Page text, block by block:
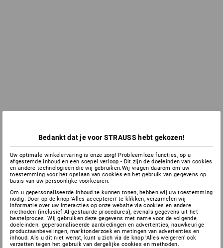
Bedankt dat je voor STRAUSS hebt gekozen!
Uw optimale winkelervaring is onze zorg! Probleemloze functies, op u
afgestemde inhoud en een soepel verloop - Dit zijn de doeleinden van cookies
en andere technologieën die wij gebruiken.Wij vragen daarom om uw
toestemming voor het opslaan van cookies en het gebruik van gegevens op
basis van uw persoonlijke voorkeuren.
Om u gepersonaliseerde inhoud te kunnen tonen, hebben wij uw toestemming
nodig. Door op de knop 'Alles accepteren' te klikken, verzamelen wij
informatie over uw interacties op onze website via cookies en andere
methoden (inclusief AI-gestuurde procedures), evenals gegevens uit het
bestelproces. Wij gebruiken deze gegevens met name voor de volgende
doeleinden: gepersonaliseerde aanbiedingen en advertenties, nauwkeurige
productaanbevelingen, marktonderzoek en metingen van advertenties en
inhoud. Als u dit niet wenst, kunt u zich via de knop 'Alles weigeren' ook
verzetten tegen het gebruik van dergelijke cookies en methoden.